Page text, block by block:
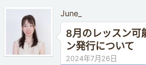
June_
8月のレッスン可
ン発行について
2024年7月26日